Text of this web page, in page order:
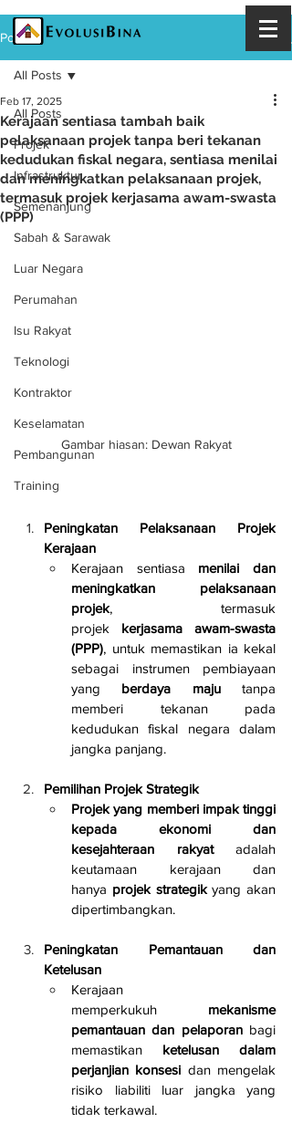
Post
All Posts
Projek
Infrastruktur
Semenanjung
Sabah & Sarawak
Luar Negara
Perumahan
Isu Rakyat
Teknologi
Kontraktor
Keselamatan
Pembangunan
Training
All Posts
Kerajaan sentiasa tambah baik
pelaksanaan projek tanpa beri tekanan
kedudukan fiskal negara, sentiasa menilai
dan meningkatkan pelaksanaan projek,
termasuk projek kerjasama awam-swasta
(PPP)
Feb 17, 2025
Gambar hiasan: Dewan Rakyat
Peningkatan Pelaksanaan Projek
Kerajaan
Kerajaan sentiasa menilai dan
meningkatkan pelaksanaan
projek, termasuk
projek kerjasama awam-swasta
(PPP), untuk memastikan ia kekal
sebagai instrumen pembiayaan
yang berdaya maju tanpa
memberi tekanan pada
kedudukan fiskal negara dalam
jangka panjang.
Pemilihan Projek Strategik
Projek yang memberi impak tinggi
kepada ekonomi dan
kesejahteraan rakyat adalah
keutamaan kerajaan dan
hanya projek strategik yang akan
dipertimbangkan.
Peningkatan Pemantauan dan
Ketelusan
Kerajaan
memperkukuh mekanisme
pemantauan dan pelaporan bagi
memastikan ketelusan dalam
perjanjian konsesi dan mengelak
risiko liabiliti luar jangka yang
tidak terkawal.